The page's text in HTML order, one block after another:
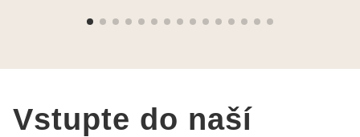
výběru, jak už bylo napsáno - na požádání
Vstupte do naší